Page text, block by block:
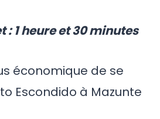
: 1 heure et 30 minutes
économique de se
Escondido à Mazunte